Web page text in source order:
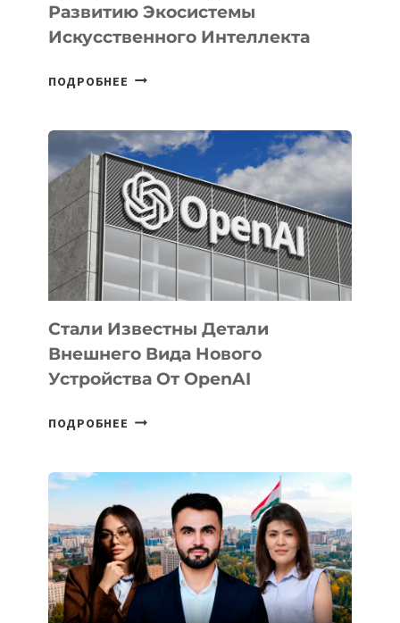
Развитию Экосистемы
Искусственного Интеллекта
ПОДРОБНЕЕ
ПРИОРИТЕТНЫЕ
ЗАДАЧИ
ПО
РАЗВИТИЮ
ЭКОСИСТЕМЫ
ИСКУССТВЕННОГО
ИНТЕЛЛЕКТА
Стали Известны Детали
Внешнего Вида Нового
Устройства От OpenAI
ПОДРОБНЕЕ СТАЛИ
ВНЕШНЕГО
ВИДА
НОВОГО
УСТРОЙСТВА
ОТ
OPENAI